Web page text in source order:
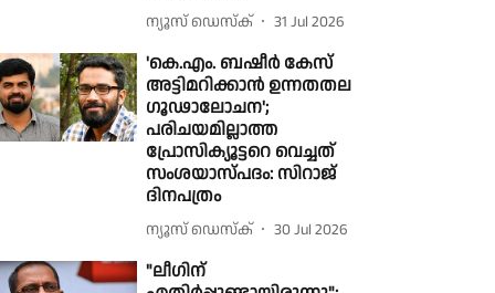
ന്യൂസ് ഡെസ്ക് 31 Jul 2026
'കെ.എം. ബഷീർ കേസ്
അട്ടിമറിക്കാൻ ഉന്നതതല
ഗൂഢാലോചന';
പരിചയമില്ലാത്ത
പ്രോസിക്യൂട്ടറെ വെച്ചത്
സംശയാസ്പദം: സിറാജ്
ദിനപത്രം
ന്യൂസ് ഡെസ്ക് 30 Jul 2026
"ലീഗിന്